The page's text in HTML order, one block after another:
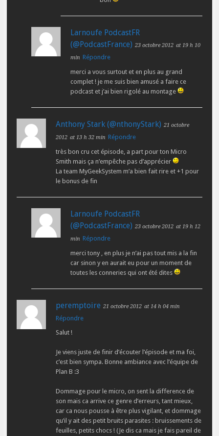
Larnoufe PodcastFR
(@PodcastFrance) 23 octobre 2012 at 19 h 10
min Répondre
merci a vous surtout et en plus au grand
complet ! je me suis bien amusé a faire ce
podcast et j’ai bien rigolé au montage
Anthony Stark (@nthonyStark) 21 octobre
2012 at 13 h 32 min Répondre
très bon cru cet épisode, a part pour ton Micro
Smith mais ça n’empêche pas d’apprécier
La team MyGeekSystem m’a bien fait rire et +1 pour
le bonus de fin
Larnoufe PodcastFR
(@PodcastFrance) 23 octobre 2012 at 19 h 12
min Répondre
merci tony , en plus je n’ai pas tout mis a la fin
car sinon y en aurait eu pour un moment de
toutes les conneries qui ont été dites
peremptoire 21 octobre 2012 at 14 h 04 min
Répondre
Salut !
Je viens juste de finir d’écouter l’épisode et ma foi,
c’est bien sympa. Bonne ambiance avec l’équipe de
Plan B :3
Dommage pour le micro, on sent la difference de
son mais ca arrive ce genre d’erreurs, tant mieux,
car ca nous pousse à être plus vigilant, et dommage
qu’il y ait des petit bruits parasites : bruissements de
feuilles, petits chocs ! (Je dis ca mais je fais pareil de